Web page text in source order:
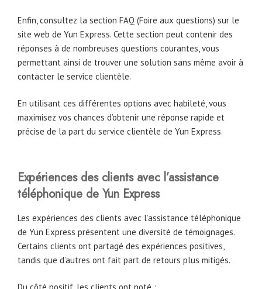
Enfin, consultez la section FAQ (Foire aux questions) sur le
site web de Yun Express. Cette section peut contenir des
réponses à de nombreuses questions courantes, vous
permettant ainsi de trouver une solution sans même avoir à
contacter le service clientèle.
En utilisant ces différentes options avec habileté, vous
maximisez vos chances d’obtenir une réponse rapide et
précise de la part du service clientèle de Yun Express.
Expériences des clients avec l’assistance
téléphonique de Yun Express
Les expériences des clients avec l’assistance téléphonique
de Yun Express présentent une diversité de témoignages.
Certains clients ont partagé des expériences positives,
tandis que d’autres ont fait part de retours plus mitigés.